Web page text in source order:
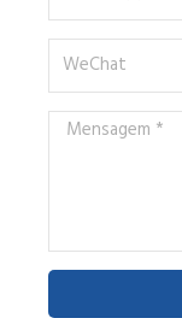
WeChat
Mensagem